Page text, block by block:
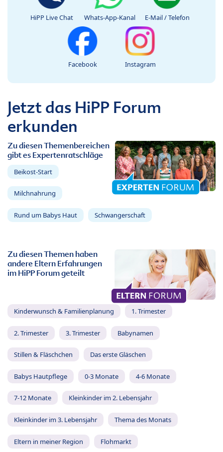
HiPP Live Chat Whats-App-Kanal E-Mail / Telefon
Facebook Instagram
Jetzt das HiPP Forum
erkunden
Zu diesen Themenbereichen
gibt es Expertenratschläge
Beikost-Start
Milchnahrung
Rund um Babys Haut Schwangerschaft
Zu diesen Themen haben
andere Eltern Erfahrungen
im HiPP Forum geteilt
Kinderwunsch & Familienplanung 1. Trimester
2. Trimester 3. Trimester Babynamen
Stillen & Fläschchen Das erste Gläschen
Babys Hautpflege 0-3 Monate 4-6 Monate
7-12 Monate Kleinkinder im 2. Lebensjahr
Kleinkinder im 3. Lebensjahr Thema des Monats
Eltern in meiner Region Flohmarkt